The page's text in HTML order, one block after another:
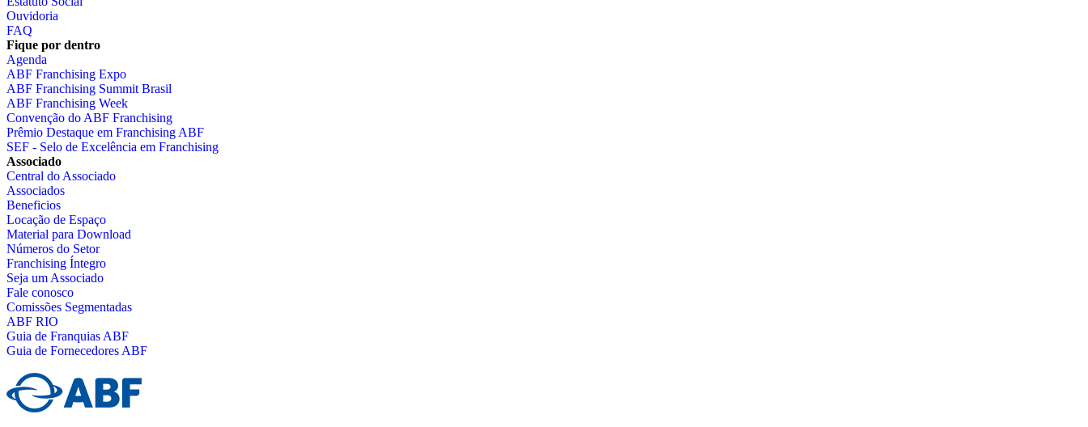
Ouvidoria
FAQ
Fique por dentro
Agenda
ABF Franchising Expo
ABF Franchising Summit Brasil
ABF Franchising Week
Convenção do ABF Franchising
Prêmio Destaque em Franchising ABF
SEF - Selo de Excelência em Franchising
Associado
Central do Associado
Associados
Beneficios
Locação de Espaço
Material para Download
Números do Setor
Franchising Íntegro
Seja um Associado
Fale conosco
Comissões Segmentadas
ABF RIO
Guia de Franquias ABF
Guia de Fornecedores ABF